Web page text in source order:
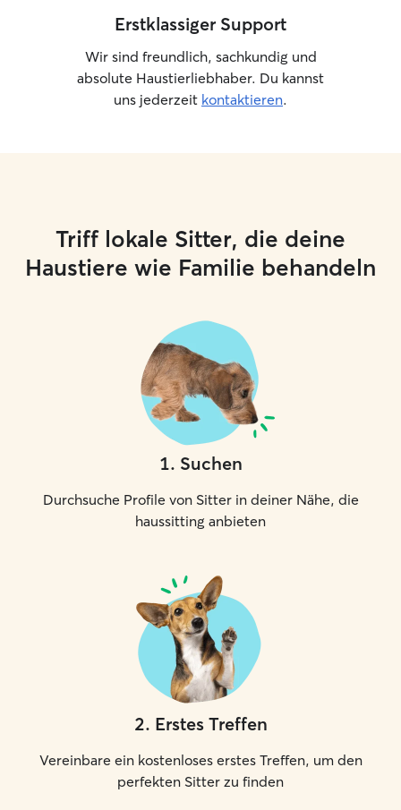
Erstklassiger Support
Wir sind freundlich, sachkundig und
absolute Haustierliebhaber. Du kannst
uns jederzeit kontaktieren.
Triff lokale Sitter, die deine
Haustiere wie Familie behandeln
1. Suchen
Durchsuche Profile von Sitter in deiner Nähe, die
haussitting anbieten
2. Erstes Treffen
Vereinbare ein kostenloses erstes Treffen, um den
perfekten Sitter zu finden